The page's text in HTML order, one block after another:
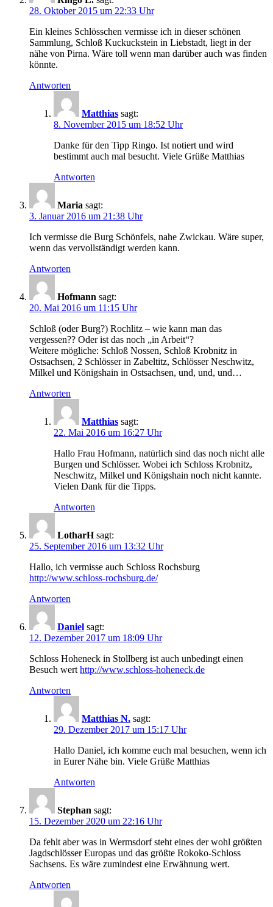
28. Oktober 2015 um 22:33 Uhr
Ein kleines Schlösschen vermisse ich in dieser schönen
Sammlung, Schloß Kuckuckstein in Liebstadt, liegt in der
nähe von Pirna. Wäre toll wenn man darüber auch was finden
könnte.
Antworten
Matthias sagt:
8. November 2015 um 18:52 Uhr
Danke für den Tipp Ringo. Ist notiert und wird
bestimmt auch mal besucht. Viele Grüße Matthias
Antworten
Maria sagt:
3. Januar 2016 um 21:38 Uhr
Ich vermisse die Burg Schönfels, nahe Zwickau. Wäre super,
wenn das vervollständigt werden kann.
Antworten
Hofmann sagt:
20. Mai 2016 um 11:15 Uhr
Schloß (oder Burg?) Rochlitz – wie kann man das
vergessen?? Oder ist das noch „in Arbeit“?
Weitere mögliche: Schloß Nossen, Schloß Krobnitz in
Ostsachsen, 2 Schlösser in Zabeltitz, Schlösser Neschwitz,
Milkel und Königshain in Ostsachsen, und, und, und…
Antworten
Matthias sagt:
22. Mai 2016 um 16:27 Uhr
Hallo Frau Hofmann, natürlich sind das noch nicht alle
Burgen und Schlösser. Wobei ich Schloss Krobnitz,
Neschwitz, Milkel und Königshain noch nicht kannte.
Vielen Dank für die Tipps.
Antworten
LotharH sagt:
25. September 2016 um 13:32 Uhr
Hallo, ich vermisse auch Schloss Rochsburg
http://www.schloss-rochsburg.de/
Antworten
Daniel sagt:
12. Dezember 2017 um 18:09 Uhr
Schloss Hoheneck in Stollberg ist auch unbedingt einen
Besuch wert http://www.schloss-hoheneck.de
Antworten
Matthias N. sagt:
29. Dezember 2017 um 15:17 Uhr
Hallo Daniel, ich komme euch mal besuchen, wenn ich
in Eurer Nähe bin. Viele Grüße Matthias
Antworten
Stephan sagt:
15. Dezember 2020 um 22:16 Uhr
Da fehlt aber was in Wermsdorf steht eines der wohl größten
Jagdschlösser Europas und das größte Rokoko-Schloss
Sachsens. Es wäre zumindest eine Erwähnung wert.
Antworten